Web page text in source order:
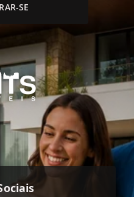
SE